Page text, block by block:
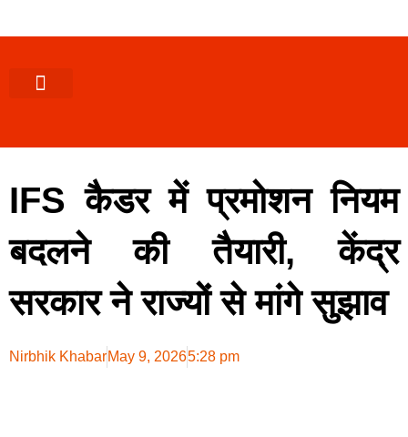
IFS कैडर में प्रमोशन नियम
बदलने की तैयारी, केंद्र
सरकार ने राज्यों से मांगे सुझाव
Nirbhik KhabarMay 9, 20265:28 pm